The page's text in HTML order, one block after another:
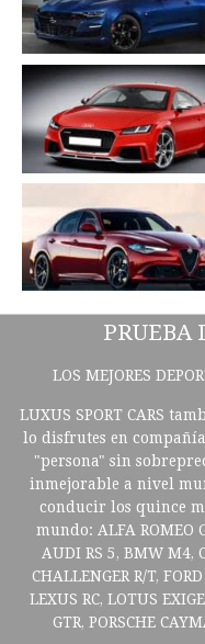
PRUEBA
LOS MEJORES
LUXUS SPORT CARS
lo disfrutes en
"persona" sin
inmejorable a nivel
conducir los quince
mundo: ALFA ROMEO
AUDI RS 5, BMW M4,
CHALLENGER R/T,
LEXUS RC, LOTUS
GTR, PORSCHE